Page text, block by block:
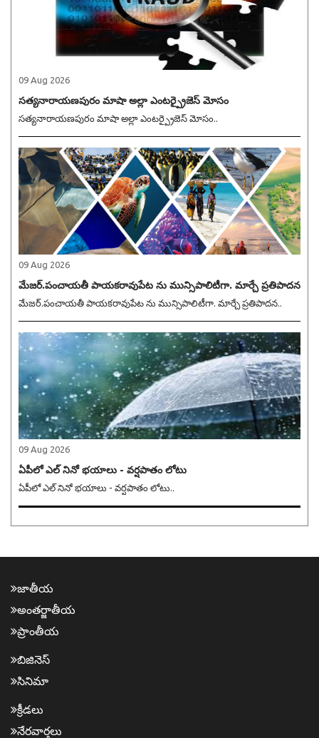
09 Aug 2026
సత్యనారాయణపురం మాషా అల్లా ఎంటర్ప్రైజెస్ మోసం
సత్యనారాయణపురం మాషా అల్లా ఎంటర్ప్రైజెస్ మోసం..
09 Aug 2026
మేజర్.పంచాయతీ పాయకరావుపేట ను మున్సిపాలిటీగా. మార్చే ప్రతిపాదన
మేజర్.పంచాయతీ పాయకరావుపేట ను మున్సిపాలిటీగా. మార్చే ప్రతిపాదన..
09 Aug 2026
ఏపీలో ఎల్ నినో భయాలు - వర్షపాతం లోటు
ఏపీలో ఎల్ నినో భయాలు - వర్షపాతం లోటు..
జాతీయ
అంత‌ర్జాతీయ
ప్రాంతీయ‌
బిజినెస్
సినిమా
క్రీడ‌లు
నేర‌వార్త‌లు